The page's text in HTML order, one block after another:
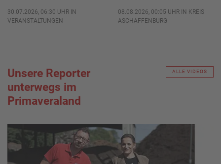
30.07.2026, 06:30 UHR IN
VERANSTALTUNGEN
08.08.2026, 00:05 UHR IN KREIS
ASCHAFFENBURG
Unsere Reporter
unterwegs im
Primaveraland
ALLE VIDEOS